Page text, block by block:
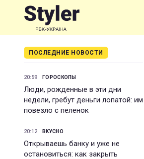
ПОСЛЕДНИЕ НОВОСТИ
20:59 ГОРОСКОПЫ
Люди, рожденные в эти дни
недели, гребут деньги лопатой: им
повезло с пеленок
20:12 ВКУСНО
Открываешь банку и уже не
остановиться: как закрыть